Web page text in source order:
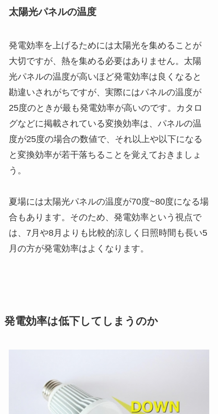
太陽光パネルの温度
発電効率を上げるためには太陽光を集めることが
大切ですが、熱を集める必要はありません。太陽
光パネルの温度が高いほど発電効率は良くなると
勘違いされがちですが、実際にはパネルの温度が
25度のときが最も発電効率が高いのです。カタロ
グなどに掲載されている変換効率は、パネルの温
度が25度の場合の数値で、それ以上や以下になる
と変換効率が若干落ちることを覚えておきましょ
う。
夏場には太陽光パネルの温度が70度~80度になる場
合もあります。そのため、発電効率という視点で
は、7月や8月よりも比較的涼しく日照時間も長い5
月の方が発電効率はよくなります。
発電効率は低下してしまうのか